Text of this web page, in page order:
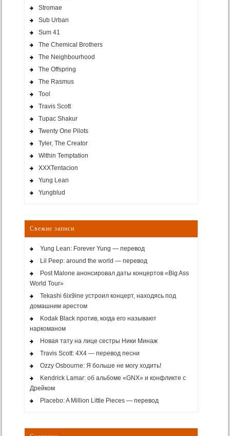
Stromae
Sub Urban
Sum 41
The Chemical Brothers
The Neighbourhood
The Offspring
The Rasmus
Tool
Travis Scott
Tupac Shakur
Twenty One Pilots
Tyler, The Creator
Within Temptation
XXXTentacion
Yung Lean
Yungblud
Свежие записи
Yung Lean: Forever Yung — перевод
Lil Peep: around the world — перевод
Post Malone анонсировал даты концертов «Big Ass
World Tour»
Tekashi 6ix9ine устроил концерт, находясь под
домашним арестом
Kodak Black против, когда его называют
наркоманом
Новая тату на лице сестры Ники Минаж
Travis Scott: 4X4 — перевод песни
Ozzy Osbourne: Я больше не могу ходить!
Kendrick Lamar: об альбоме «GNX» и конфликте с
Дрейком
Placebo: A Million Little Pieces — перевод